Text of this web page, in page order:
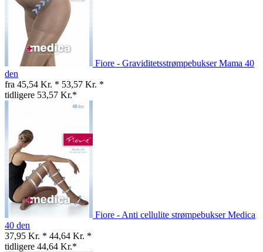
Fiore - Graviditetsstrømpebukser Mama 40
den
fra 45,54 Kr. * 53,57 Kr. *
tidligere 53,57 Kr.*
Fiore - Anti cellulite strømpebukser Medica
40 den
37,95 Kr. * 44,64 Kr. *
tidligere 44,64 Kr.*